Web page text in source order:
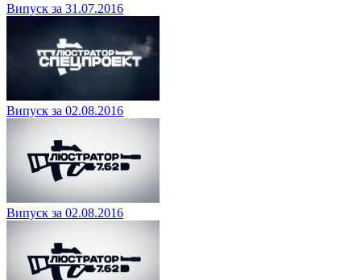
Випуск за 31.07.2016
Випуск за 02.08.2016
Випуск за 02.08.2016